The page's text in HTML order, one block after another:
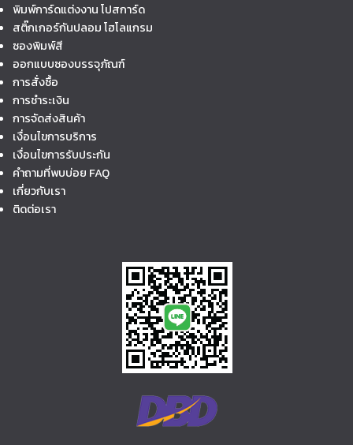
พิมพ์การ์ดแต่งงาน โปสการ์ด
สติ๊กเกอร์กันปลอม โฮโลแกรม
ซองพิมพ์สี
ออกแบบซองบรรจุภัณฑ์
การสั่งซื้อ
การชำระเงิน
การจัดส่งสินค้า
เงื่อนไขการบริการ
เงื่อนไขการรับประกัน
คำถามที่พบบ่อย FAQ
เกี่ยวกับเรา
ติดต่อเรา